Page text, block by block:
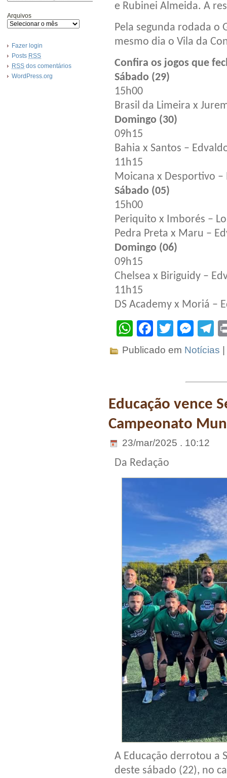
Arquivos
Fazer login
Posts RSS
RSS dos comentários
WordPress.org
e Rubinei Almeida. A
Pela segunda rodada o
mesmo dia o Vila da
Confira os jogos que
Sábado (29)
15h00
Brasil da Limeira x
Domingo (30)
09h15
Bahia x Santos –
11h15
Moicana x Desportivo –
Sábado (05)
15h00
Periquito x Imborés –
Pedra Preta x Maru –
Domingo (06)
09h15
Chelsea x Biriguidy –
11h15
DS Academy x Moriá –
WhatsApp
Facebook
Twitter
Publicado em Notícias
Educação vence
Campeonato
23/mar/2025 . 10:12
Da Redação
A Educação derrotou a
deste sábado (22), no